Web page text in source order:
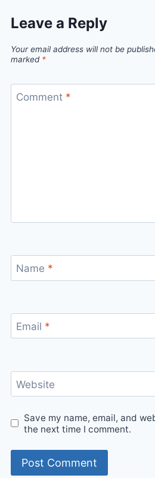
Leave a Reply
Your email address will not be
marked *
Comment *
Name *
Email *
Website
Save my name, email, and
the next time I comment.